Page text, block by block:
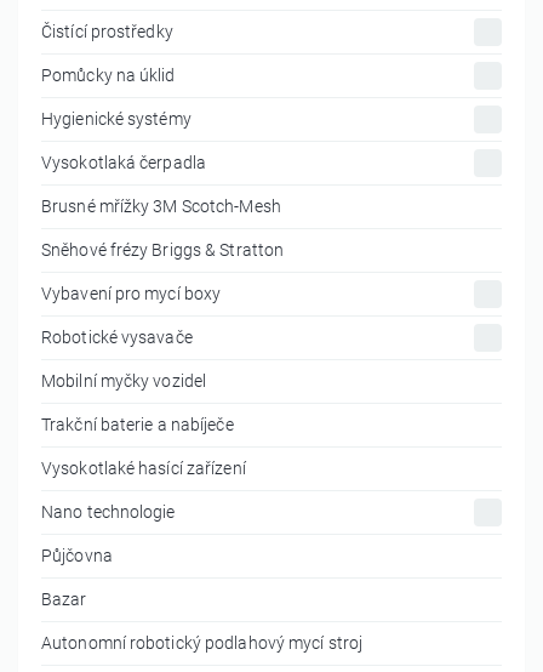
Čistící prostředky
Pomůcky na úklid
Hygienické systémy
Vysokotlaká čerpadla
Brusné mřížky 3M Scotch-Mesh
Sněhové frézy Briggs & Stratton
Vybavení pro mycí boxy
Robotické vysavače
Mobilní myčky vozidel
Trakční baterie a nabíječe
Vysokotlaké hasící zařízení
Nano technologie
Půjčovna
Bazar
Autonomní robotický podlahový mycí stroj